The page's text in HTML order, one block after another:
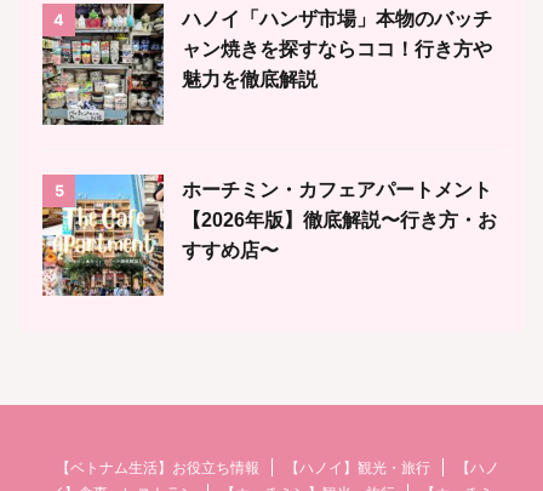
4
ハノイ「ハンザ市場」本物のバッチ
ャン焼きを探すならココ！行き方や
魅力を徹底解説
5
ホーチミン・カフェアパートメント
【2026年版】徹底解説〜行き方・お
すすめ店〜
【ベトナム生活】お役立ち情報 【ハノイ】観光・旅行
【ハノ